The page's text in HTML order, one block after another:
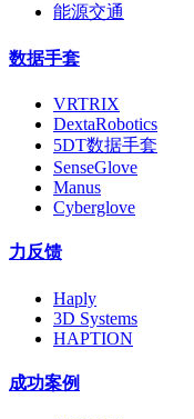
能源交通
数据手套
VRTRIX
DextaRobotics
5DT数据手套
SenseGlove
Manus
Cyberglove
力反馈
Haply
3D Systems
HAPTION
成功案例